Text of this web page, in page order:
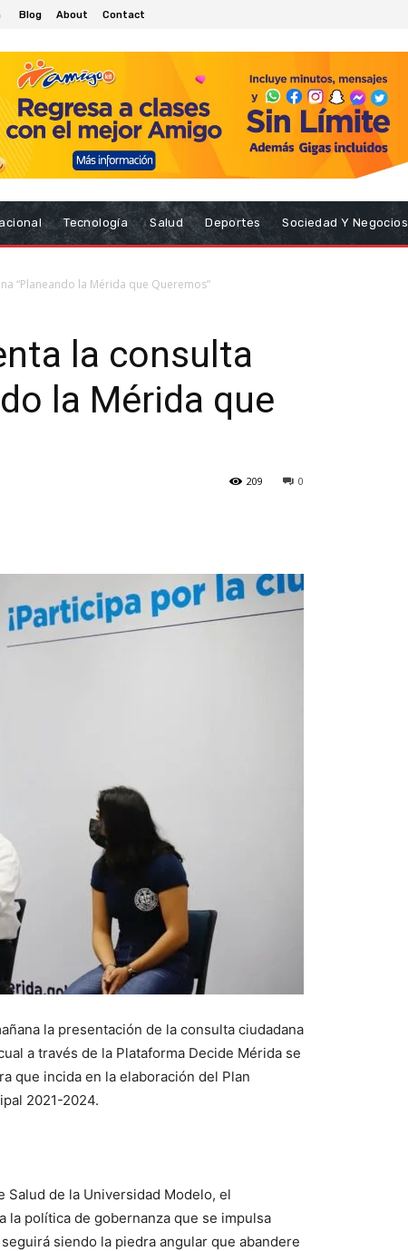
Blog About Contact
Tecnología Salud Deportes Sociedad Y Negocios
“Planeando la Mérida que Queremos”
la consulta
la Mérida que
0
209
la presentación de la consulta ciudadana
a través de la Plataforma Decide Mérida se
que incida en la elaboración del Plan
2021-2024.
de la Universidad Modelo, el
política de gobernanza que se impulsa
siendo la piedra angular que abandere